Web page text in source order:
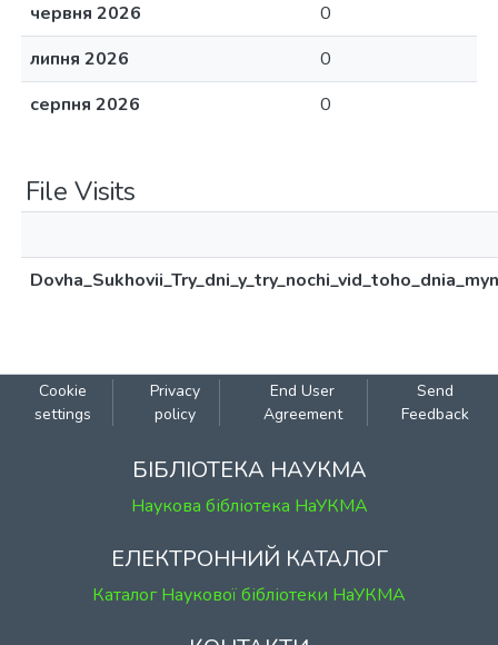
червня 2026
0
липня 2026
0
серпня 2026
0
File Visits
Cookie
settings
Privacy
policy
End User
Agreement
Send
Feedback
БІБЛІОТЕКА НАУКМА
Наукова бібліотека НаУКМА
ЕЛЕКТРОННИЙ КАТАЛОГ
Каталог Наукової бібліотеки НаУКМА